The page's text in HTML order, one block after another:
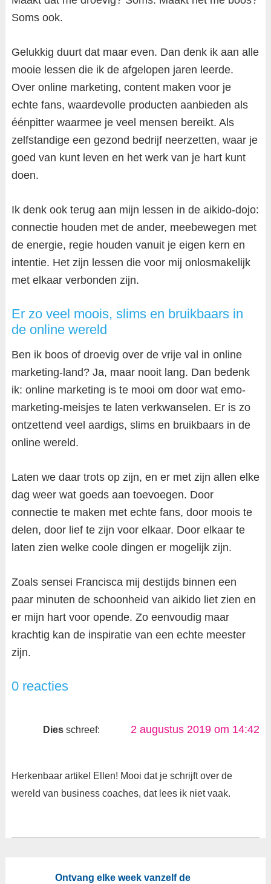
Soms ook.
Gelukkig duurt dat maar even. Dan denk ik aan alle
mooie lessen die ik de afgelopen jaren leerde.
Over online marketing, content maken voor je
echte fans, waardevolle producten aanbieden als
éénpitter waarmee je veel mensen bereikt. Als
zelfstandige een gezond bedrijf neerzetten, waar je
goed van kunt leven en het werk van je hart kunt
doen.
Ik denk ook terug aan mijn lessen in de aikido-dojo:
connectie houden met de ander, meebewegen met
de energie, regie houden vanuit je eigen kern en
intentie. Het zijn lessen die voor mij onlosmakelijk
met elkaar verbonden zijn.
Er zo veel moois, slims en bruikbaars in
de online wereld
Ben ik boos of droevig over de vrije val in online
marketing-land? Ja, maar nooit lang. Dan bedenk
ik: online marketing is te mooi om door wat emo-
marketing-meisjes te laten verkwanselen. Er is zo
ontzettend veel aardigs, slims en bruikbaars in de
online wereld.
Laten we daar trots op zijn, en er met zijn allen elke
dag weer wat goeds aan toevoegen. Door
connectie te maken met echte fans, door moois te
delen, door lief te zijn voor elkaar. Door elkaar te
laten zien welke coole dingen er mogelijk zijn.
Zoals sensei Francisca mij destijds binnen een
paar minuten de schoonheid van aikido liet zien en
er mijn hart voor opende. Zo eenvoudig maar
krachtig kan de inspiratie van een echte meester
zijn.
0 reacties
Dies schreef: 2 augustus 2019 om 14:42
Herkenbaar artikel Ellen! Mooi dat je schrijft over de
wereld van business coaches, dat lees ik niet vaak.
Ontvang elke week vanzelf de